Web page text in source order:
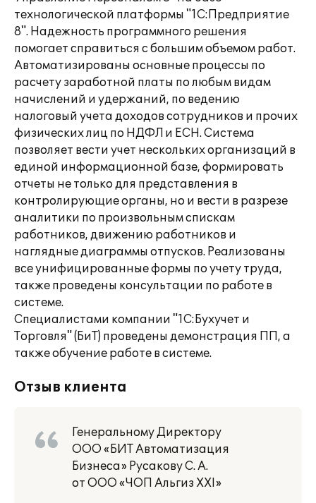
технологической платформы "1С:Предприятие
8". Надежность программного решения
помогает справиться с большим объемом работ.
Автоматизированы основные процессы по
расчету заработной платы по любым видам
начислений и удержаний, по ведению
налоговый учета доходов сотрудников и прочих
физических лиц по НДФЛ и ЕСН. Система
позволяет вести учет нескольких организаций в
единой информационной базе, формировать
отчеты не только для представления в
контролирующие органы, но и вести в разрезе
аналитики по произвольным спискам
работников, движению работников и
наглядные диаграммы отпусков. Реализованы
все унифицированные формы по учету труда,
также проведены консультации по работе в
системе.
Специалистами компании "1С:Бухучет и
Торговля" (БиТ) проведены демонстрация ПП, а
также обучение работе в системе.
Отзыв клиента
Генеральному Директору
ООО «БИТ Автоматизация
Бизнеса» Русакову С. А.
от ООО «ЧОП Альгиз ХХI»